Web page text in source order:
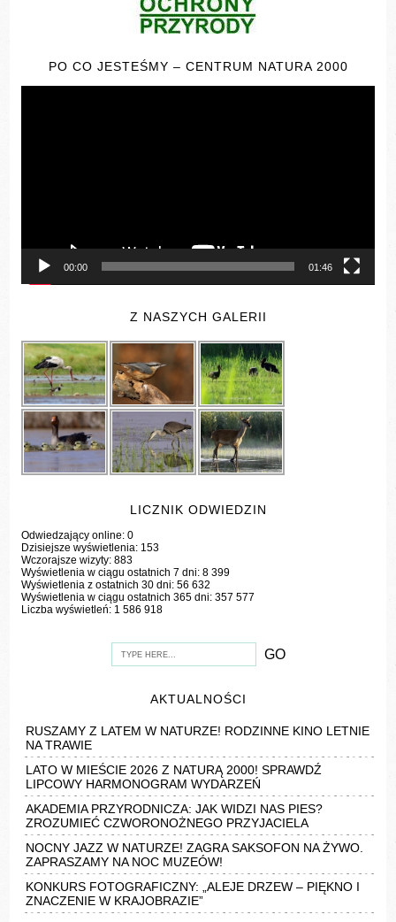
PO CO JESTEŚMY – CENTRUM NATURA 2000
00:00 01:46
Z NASZYCH GALERII
LICZNIK ODWIEDZIN
Odwiedzający online:0
Dzisiejsze wyświetlenia: 153
Wczorajsze wizyty:883
Wyświetlenia w ciągu ostatnich 7 dni:8 399
Wyświetlenia z ostatnich 30 dni:56 632
Wyświetlenia w ciągu ostatnich 365 dni:357 577
Liczba wyświetleń: 1 586 918
AKTUALNOŚCI
RUSZAMY Z LATEM W NATURZE! RODZINNE KINO LETNIE
NA TRAWIE
LATO W MIEŚCIE 2026 Z NATURĄ 2000! SPRAWDŹ
LIPCOWY HARMONOGRAM WYDARZEŃ
AKADEMIA PRZYRODNICZA: JAK WIDZI NAS PIES?
ZROZUMIEĆ CZWORONOŻNEGO PRZYJACIELA
NOCNY JAZZ W NATURZE! ZAGRA SAKSOFON NA ŻYWO.
ZAPRASZAMY NA NOC MUZEÓW!
KONKURS FOTOGRAFICZNY: „ALEJE DRZEW – PIĘKNO I
ZNACZENIE W KRAJOBRAZIE”